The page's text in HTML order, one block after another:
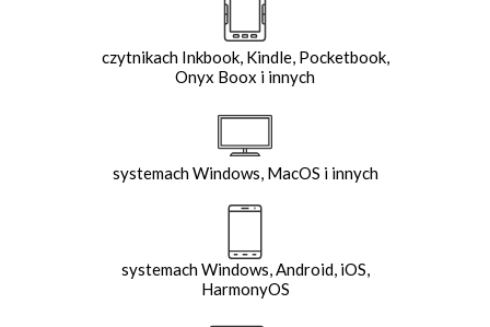
czytnikach Inkbook, Kindle, Pocketbook,
Onyx Boox i innych
systemach Windows, MacOS i innych
systemach Windows, Android, iOS,
HarmonyOS